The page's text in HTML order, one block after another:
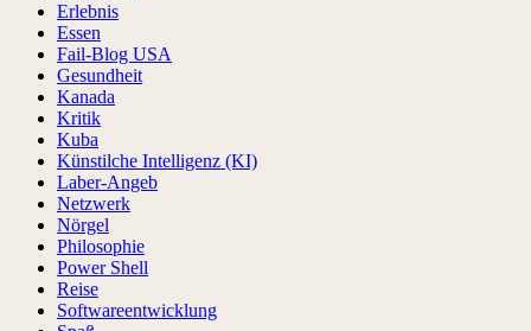
Erlebnis
Essen
Fail-Blog USA
Gesundheit
Kanada
Kritik
Kuba
Künstilche Intelligenz (KI)
Laber-Angeb
Netzwerk
Nörgel
Philosophie
Power Shell
Reise
Softwareentwicklung